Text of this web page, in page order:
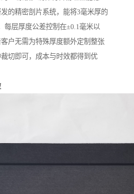
的精密剖片系统，能将3毫米厚的
每层厚度公差控制在±0.1毫米以
户无需为特殊厚度额外定制整张
切即可，成本与时效都得到优